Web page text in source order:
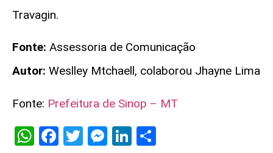
Travagin.
Fonte: Assessoria de Comunicação
Autor: Weslley Mtchaell, colaborou Jhayne Lima
Fonte: Prefeitura de Sinop – MT
WhatsApp
Facebook
Twitter
Messenger
LinkedIn